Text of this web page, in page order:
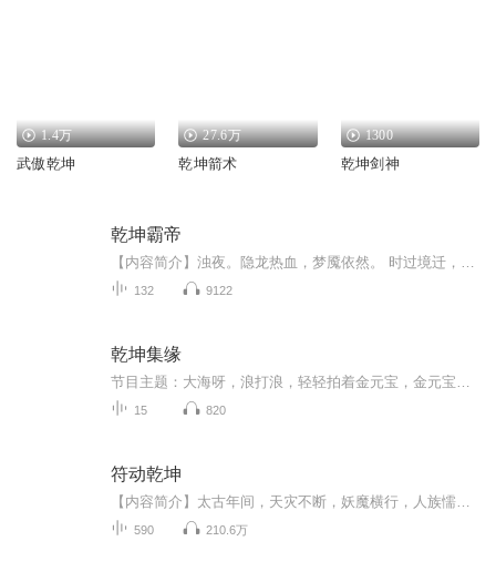
1.4万
武傲乾坤
27.6万
乾坤箭术
1300
乾坤剑神
乾坤霸帝
132 9122
乾坤集缘
15 820
符动乾坤
590 210.6万